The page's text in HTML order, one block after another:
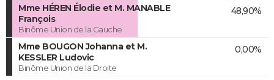
Mme HÉREN Élodie et M. MANABLE
François
Binôme Union de la Gauche
48,90%
Mme BOUGON Johanna et M.
KESSLER Ludovic
Binôme Union de la Droite
0,00%